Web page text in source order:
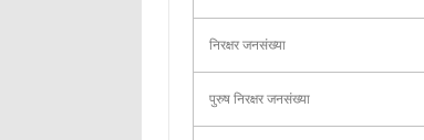
निरक्षर जनसंख्या
पुरुष निरक्षर जनसंख्या